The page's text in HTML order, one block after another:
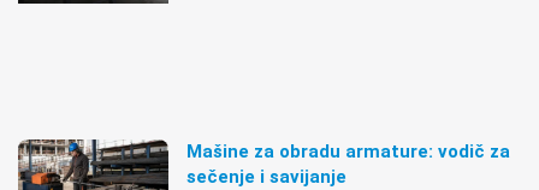
Mašine za obradu armature: vodič za
sečenje i savijanje